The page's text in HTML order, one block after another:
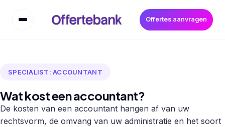
Offertes aanvragen
SPECIALIST: ACCOUNTANT
Wat kost een accountant?
De kosten van een accountant hangen af van uw
rechtsvorm, de omvang van uw administratie en het soort